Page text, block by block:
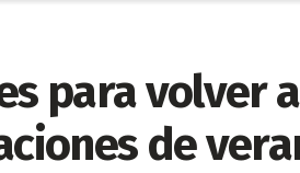
para volver
de